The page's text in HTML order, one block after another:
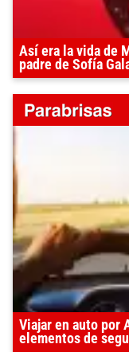
Así era la vida de
padre de Sofía
Viajar en auto por
elementos de